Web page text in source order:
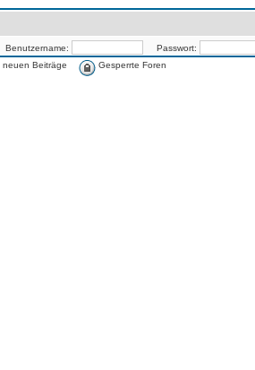
Benutzername:
Passwort:
neuen Beiträge Gesperrte Foren